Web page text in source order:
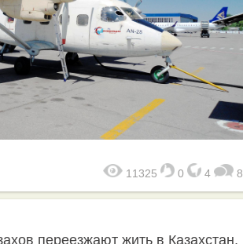
11325 0 4 8
переезжают жить в Казахстан,